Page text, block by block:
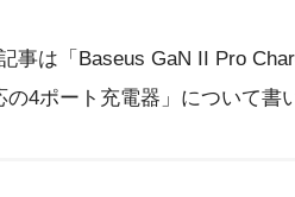
事は「Baseus GaN II Pro
4ポート充電器」について書